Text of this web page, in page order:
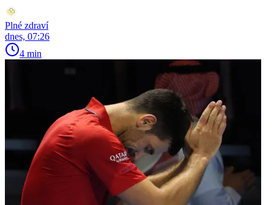
Plné zdraví
dnes, 07:26
4 min